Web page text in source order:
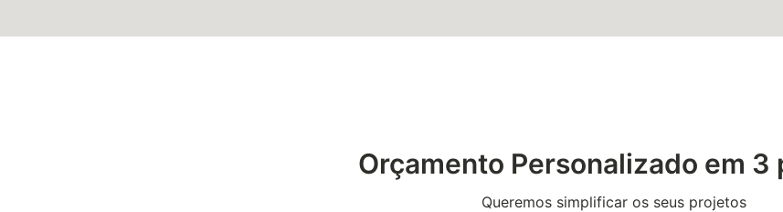
Orçamento Personalizado em 3
Queremos simplificar os seus projetos